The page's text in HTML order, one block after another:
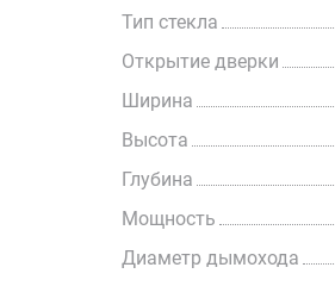
Тип стекла
Открытие дверки
Ширина
Высота
Глубина
Мощность
Диаметр дымохода